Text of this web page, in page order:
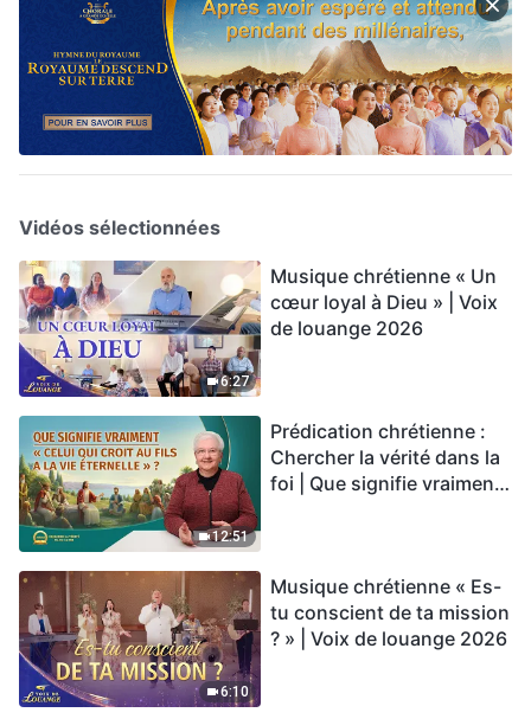
Vidéos sélectionnées
6:27
Musique chrétienne « Un
cœur loyal à Dieu » | Voix
de louange 2026
12:51
Prédication chrétienne :
Chercher la vérité dans la
foi | Que signifie vraiment
6:10
Musique chrétienne « Es-
tu conscient de ta mission
? » | Voix de louange 2026